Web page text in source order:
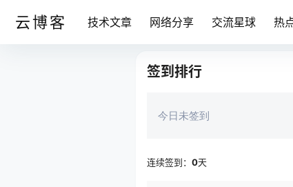
云博客 技术文章 网络分享 交流星球 热
签到排行
今日未签到
连续签到： 0天